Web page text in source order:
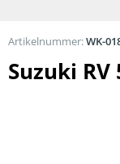
Suzuki
Artikelnummer:WK-